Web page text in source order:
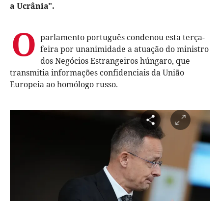
a Ucrânia".
O parlamento português condenou esta terça-
feira por unanimidade a atuação do ministro
dos Negócios Estrangeiros húngaro, que
transmitia informações confidenciais da União
Europeia ao homólogo russo.